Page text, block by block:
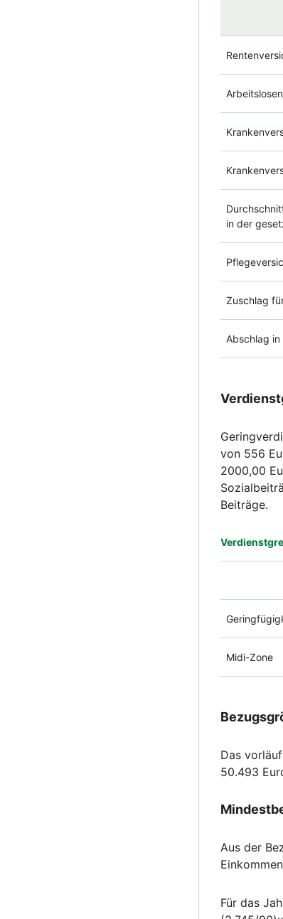
in der
Zuschlag
Abschlag
von 556
2000,00
Beiträge.
Midi-Zone
Das
50.493
Aus der
Für das